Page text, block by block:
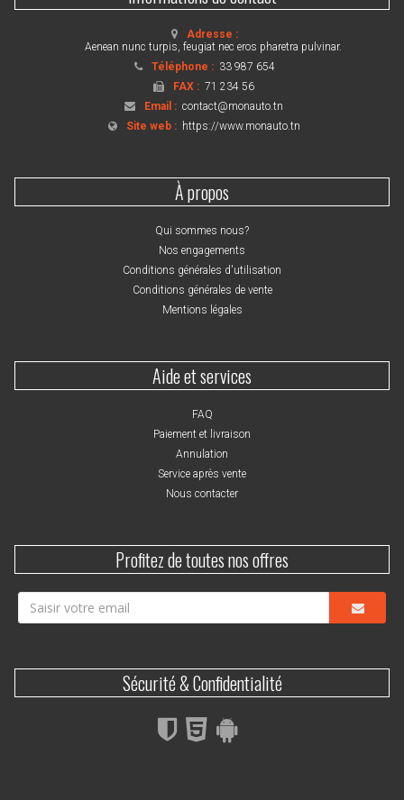
Adresse :
Aenean nunc turpis, feugiat nec eros pharetra pulvinar.
Téléphone : 33 987 654
FAX :71 234 56
Email :contact@monauto.tn
Site web : https://www.monauto.tn
À propos
Qui sommes nous?
Nos engagements
Conditions générales d'utilisation
Conditions générales de vente
Mentions légales
Aide et services
FAQ
Paiement et livraison
Annulation
Service après vente
Nous contacter
Profitez de toutes nos offres
Sécurité & Confidentialité